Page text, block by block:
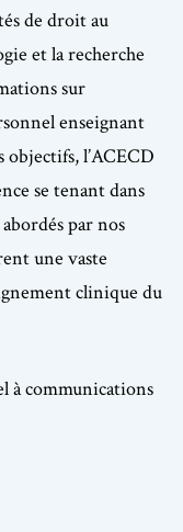
de droit au
et la recherche
sur
enseignant
objectifs, l’ACECD
se tenant dans
par nos
une vaste
clinique du
à communications